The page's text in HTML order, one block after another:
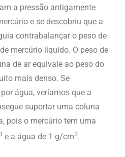
a pressão antigamente
e se descobriu que a
contrabalançar o peso de
mercúrio líquido. O peso de
de ar equivale ao peso do
mais denso. Se
água, veríamos que a
suportar uma coluna
pois o mercúrio tem uma
e a água de 1 g/cm3.